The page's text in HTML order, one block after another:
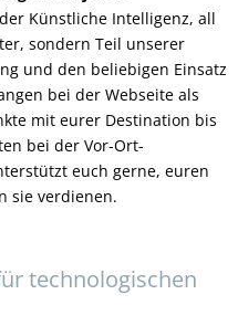
Künstliche Intelligenz, all
sondern Teil unserer
und den beliebigen Einsatz
bei der Webseite als
mit eurer Destination bis
bei der Vor-Ort-
euch gerne, euren
sie verdienen.
technologischen